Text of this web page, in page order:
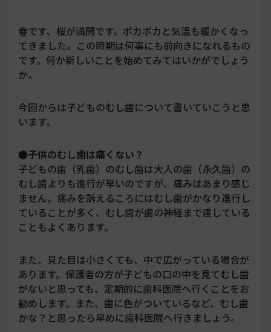
春です、桜が満開です。ポカポカと気温も暖かくなっ
てきました。この時期は何事にも前向きになれるもの
です。何か新しいことを始めてみてはいかがでしょう
か。
今回からは子どものむし歯について書いていこうと思
います。
●子供のむし歯は痛くない？
子どもの歯（乳歯）のむし歯は大人の歯（永久歯）の
むし歯よりも進行が早いのですが、痛みはあまり感じ
ません。痛みを訴えるころにはむし歯がかなり進行し
ていることが多く、むし歯が歯の神経まで達している
こともよくあります。
また、見た目は小さくても、中で広がっている場合が
あります。保護者の方が子どもの口の中を見てむし歯
がないと思っても、定期的に歯科医院へ行くことをお
勧めします。また、歯に色がついているなど、むし歯
かな？と思ったら早めに歯科医院へ行きましょう。